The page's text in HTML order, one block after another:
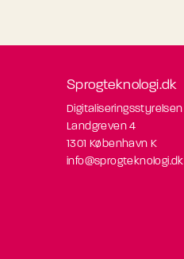
Sprogteknologi.dk
Digitaliseringsstyrelsen
Landgreven 4
1301 København K
info@sprogteknologi.dk